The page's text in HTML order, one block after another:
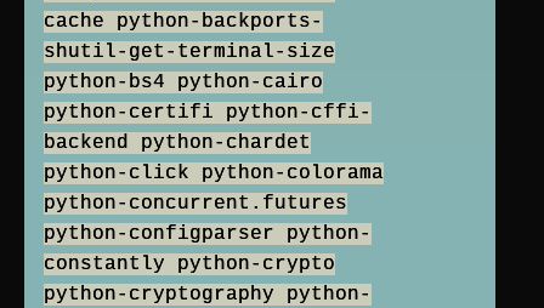
cache python-backports-
shutil-get-terminal-size
python-bs4 python-cairo
python-certifi python-cffi-
backend python-chardet
python-click python-colorama
python-concurrent.futures
python-configparser python-
constantly python-crypto
python-cryptography python-